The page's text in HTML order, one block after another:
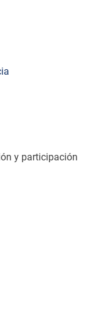
y participación